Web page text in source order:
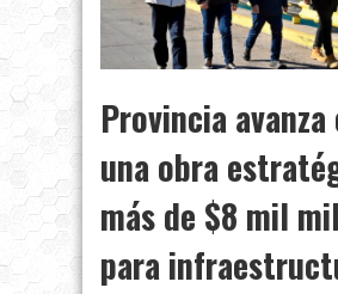
Provincia avanza
una obra
más de $8 mil
para